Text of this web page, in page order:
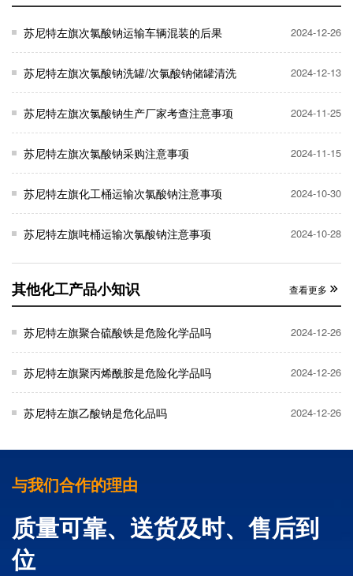
苏尼特左旗次氯酸钠运输车辆混装的后果 2024-12-26
苏尼特左旗次氯酸钠洗罐/次氯酸钠储罐清洗 2024-12-13
苏尼特左旗次氯酸钠生产厂家考查注意事项 2024-11-25
苏尼特左旗次氯酸钠采购注意事项 2024-11-15
苏尼特左旗化工桶运输次氯酸钠注意事项 2024-10-30
苏尼特左旗吨桶运输次氯酸钠注意事项 2024-10-28
其他化工产品小知识 查看更多
苏尼特左旗聚合硫酸铁是危险化学品吗 2024-12-26
苏尼特左旗聚丙烯酰胺是危险化学品吗 2024-12-26
苏尼特左旗乙酸钠是危化品吗 2024-12-26
与我们合作的理由
质量可靠、送货及时、售后到
位